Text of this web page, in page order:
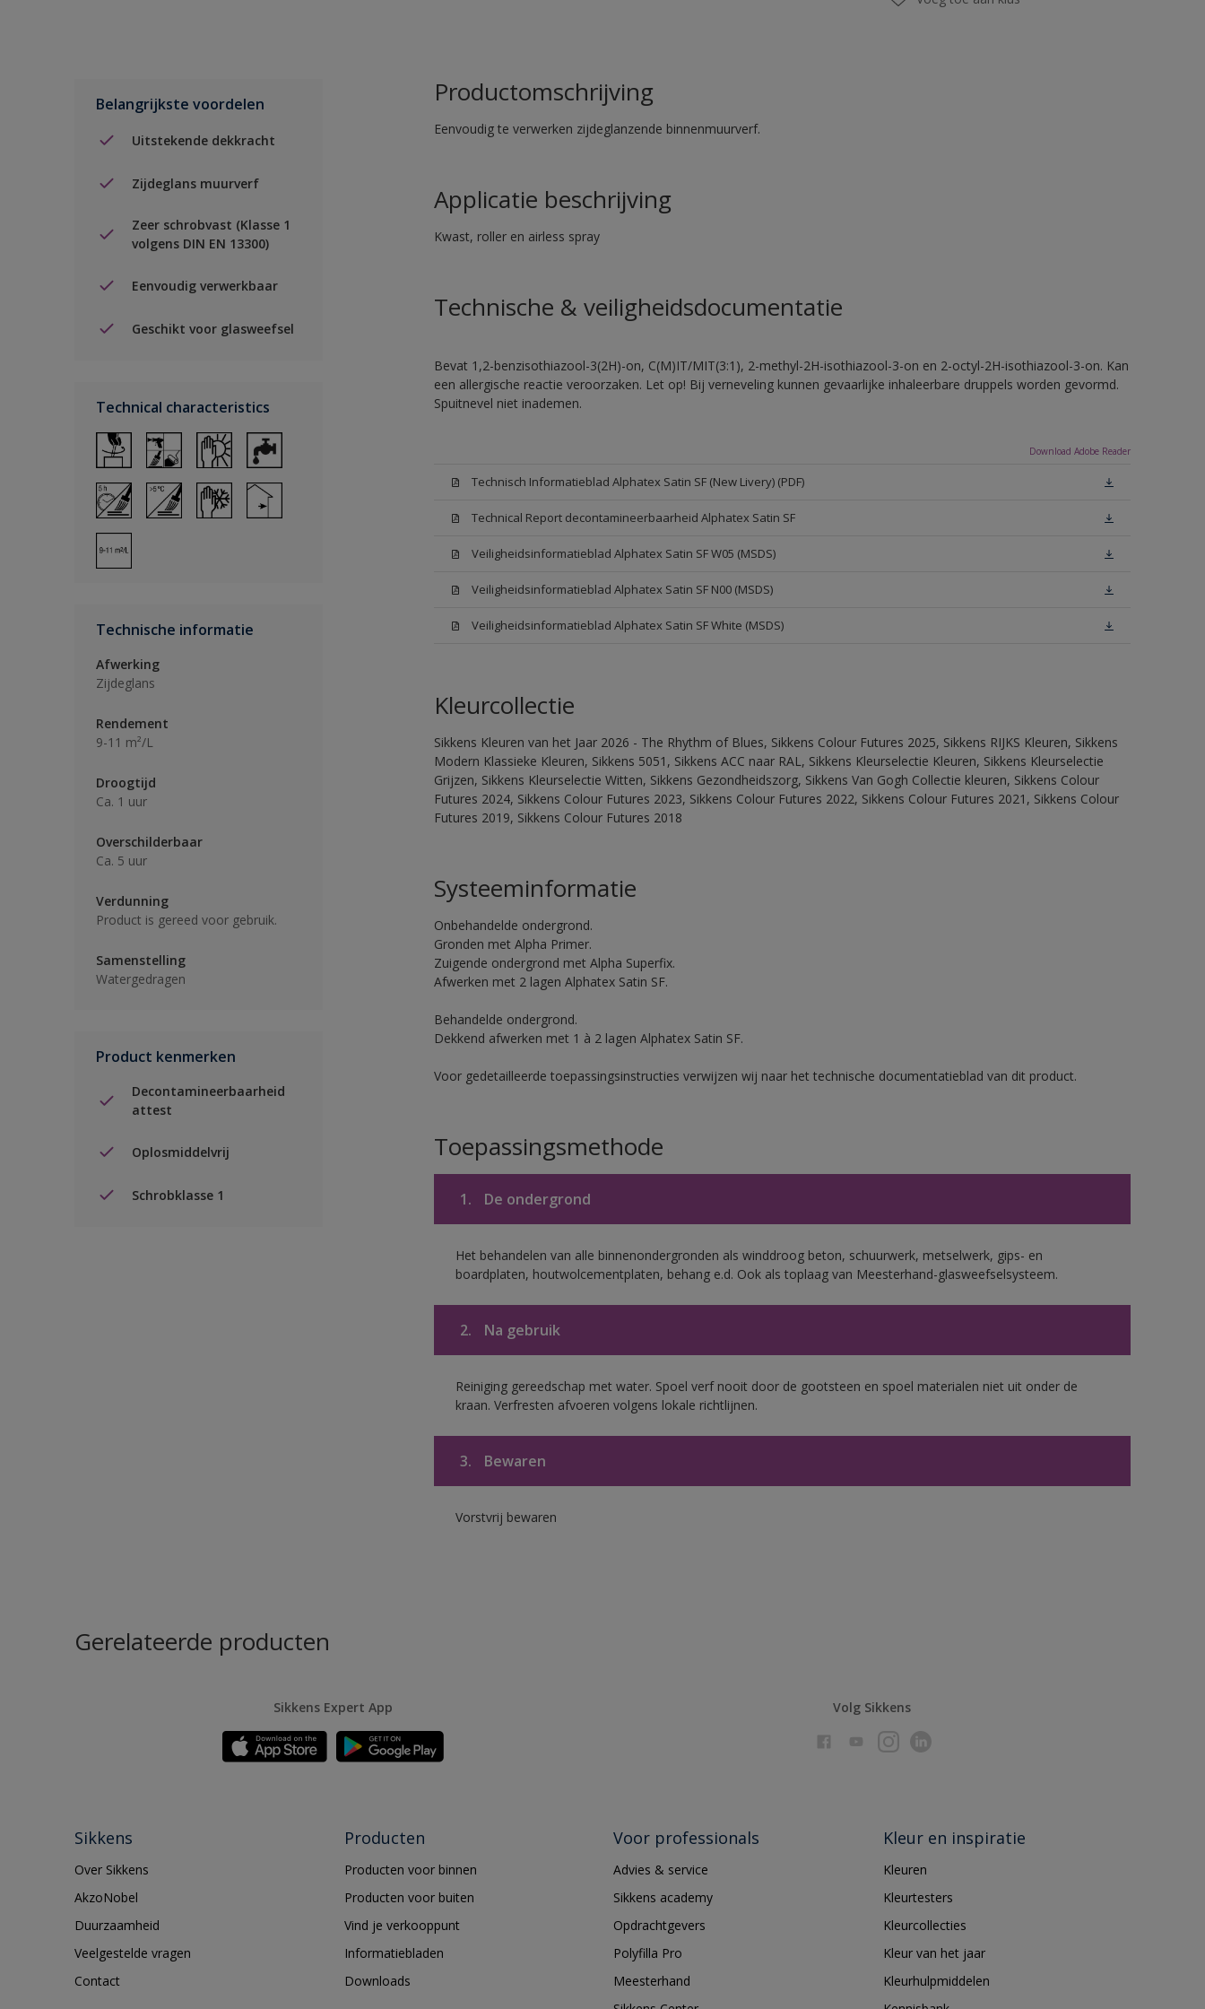
Belangrijkste voordelen
Uitstekende dekkracht
Zijdeglans muurverf
Zeer schrobvast (Klasse 1
volgens DIN EN 13300)
Eenvoudig verwerkbaar
Geschikt voor glasweefsel
Technical characteristics
Technische informatie
Afwerking
Zijdeglans
Rendement
9-11 m²/L
Droogtijd
Ca. 1 uur
Overschilderbaar
Ca. 5 uur
Verdunning
Product is gereed voor gebruik.
Samenstelling
Watergedragen
Product kenmerken
Decontamineerbaarheid
attest
Oplosmiddelvrij
Schrobklasse 1
Productomschrijving
Eenvoudig te verwerken zijdeglanzende binnenmuurverf.
Applicatie beschrijving
Kwast, roller en airless spray
Technische & veiligheidsdocumentatie
Bevat 1,2-benzisothiazool-3(2H)-on, C(M)IT/MIT(3:1), 2-methyl-2H-isothiazool-3-on en 2-octyl-2H-isothiazool-3-on. Kan
een allergische reactie veroorzaken. Let op! Bij verneveling kunnen gevaarlijke inhaleerbare druppels worden gevormd.
Spuitnevel niet inademen.
Download Adobe Reader
Technisch Informatieblad Alphatex Satin SF (New Livery) (PDF)
Technical Report decontamineerbaarheid Alphatex Satin SF
Veiligheidsinformatieblad Alphatex Satin SF W05 (MSDS)
Veiligheidsinformatieblad Alphatex Satin SF N00 (MSDS)
Veiligheidsinformatieblad Alphatex Satin SF White (MSDS)
Kleurcollectie
Sikkens Kleuren van het Jaar 2026 - The Rhythm of Blues, Sikkens Colour Futures 2025, Sikkens RIJKS Kleuren, Sikkens
Modern Klassieke Kleuren, Sikkens 5051, Sikkens ACC naar RAL, Sikkens Kleurselectie Kleuren, Sikkens Kleurselectie
Grijzen, Sikkens Kleurselectie Witten, Sikkens Gezondheidszorg, Sikkens Van Gogh Collectie kleuren, Sikkens Colour
Futures 2024, Sikkens Colour Futures 2023, Sikkens Colour Futures 2022, Sikkens Colour Futures 2021, Sikkens Colour
Futures 2019, Sikkens Colour Futures 2018
Systeeminformatie
Onbehandelde ondergrond.
Gronden met Alpha Primer.
Zuigende ondergrond met Alpha Superfix.
Afwerken met 2 lagen Alphatex Satin SF.
Behandelde ondergrond.
Dekkend afwerken met 1 à 2 lagen Alphatex Satin SF.
Voor gedetailleerde toepassingsinstructies verwijzen wij naar het technische documentatieblad van dit product.
Toepassingsmethode
1. De ondergrond
Het behandelen van alle binnenondergronden als winddroog beton, schuurwerk, metselwerk, gips- en
boardplaten, houtwolcementplaten, behang e.d. Ook als toplaag van Meesterhand-glasweefselsysteem.
2. Na gebruik
Reiniging gereedschap met water. Spoel verf nooit door de gootsteen en spoel materialen niet uit onder de
kraan. Verfresten afvoeren volgens lokale richtlijnen.
3. Bewaren
Vorstvrij bewaren
Gerelateerde producten
Sikkens Expert App Volg Sikkens
Sikkens
Over Sikkens
AkzoNobel
Duurzaamheid
Veelgestelde vragen
Contact
Producten
Producten voor binnen
Producten voor buiten
Vind je verkooppunt
Informatiebladen
Downloads
Voor professionals
Advies & service
Sikkens academy
Opdrachtgevers
Polyfilla Pro
Meesterhand
Kleur en inspiratie
Kleuren
Kleurtesters
Kleurcollecties
Kleur van het jaar
Kleurhulpmiddelen